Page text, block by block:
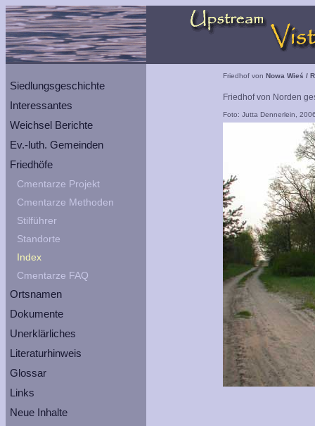
Siedlungsgeschichte
Interessantes
Weichsel Berichte
Ev.-luth. Gemeinden
Friedhöfe
Cmentarze Projekt
Cmentarze Methoden
Stilführer
Standorte
Index
Cmentarze FAQ
Ortsnamen
Dokumente
Unerklärliches
Literaturhinweis
Glossar
Links
Neue Inhalte
Friedhof von Nowa Wieś /
Friedhof von Norden
Foto: Jutta Dennerlein,